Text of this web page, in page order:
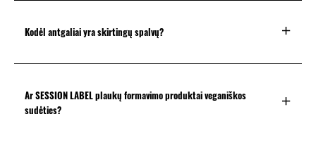
Kodėl antgaliai yra skirtingų spalvų?
Ar SESSION LABEL plaukų formavimo produktai veganiškos
sudėties?